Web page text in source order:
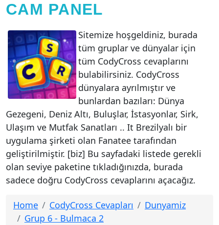
CAM PANEL
Sitemize hoşgeldiniz, burada
tüm gruplar ve dünyalar için
tüm CodyCross cevaplarını
bulabilirsiniz. CodyCross
dünyalara ayrılmıştır ve
bunlardan bazıları: Dünya
Gezegeni, Deniz Altı, Buluşlar, İstasyonlar, Sirk,
Ulaşım ve Mutfak Sanatları .. It Brezilyalı bir
uygulama şirketi olan Fanatee tarafından
geliştirilmiştir. [biz] Bu sayfadaki listede gerekli
olan seviye paketine tıkladığınızda, burada
sadece doğru CodyCross cevaplarını açacağız.
Home CodyCross Cevapları
Dunyamiz
Grup 6 - Bulmaca 2